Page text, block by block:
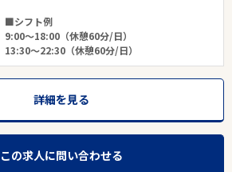
■シフト例
9:00～18:00（休憩60分/日）
13:30～22:30（休憩60分/日）
詳細を見る
この求人に問い合わせる